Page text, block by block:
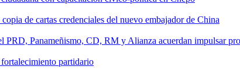
de cartas credenciales del nuevo embajador de China
PRD, Panameñismo, CD, RM y Alianza acuerdan impulsar
partidario